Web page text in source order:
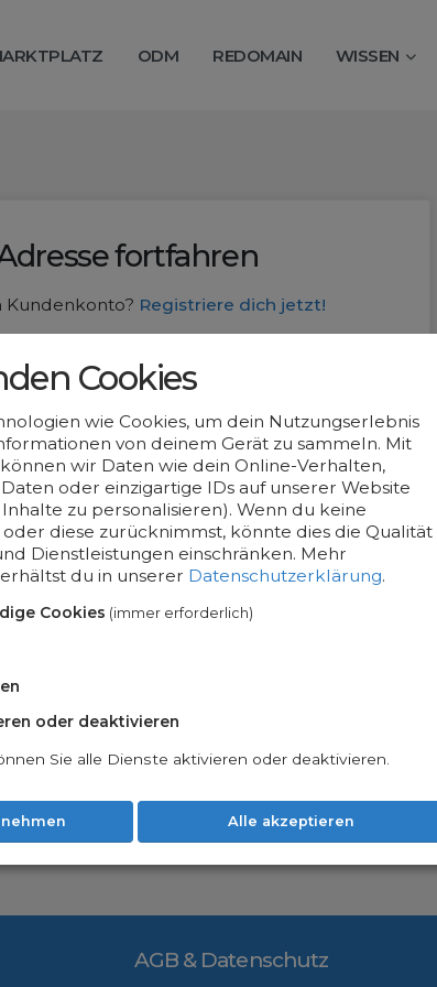
ODM REDOMAIN WISSEN
fortfahren
Kundenkonto? Registriere dich jetzt!
Weiter
AGB & Datenschutz
Cookies
wie Cookies, um dein Nutzungserlebnis
von deinem Gerät zu sammeln. Mit
wir Daten wie dein Online-Verhalten,
oder einzigartige IDs auf unserer Website
zu personalisieren). Wenn du keine
diese zurücknimmst, könnte dies die Qualität
Dienstleistungen einschränken. Mehr
du in unserer Datenschutzerklärung.
Cookies (immer erforderlich)
oder deaktivieren
Sie alle Dienste aktivieren oder deaktivieren.
Alle akzeptieren